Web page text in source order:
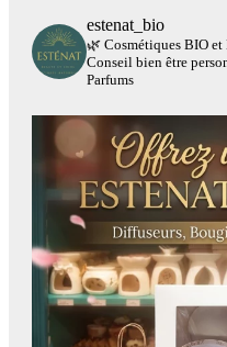
estenat_bio
🌿 Cosmétiques BIO
Conseil bien être
Parfums